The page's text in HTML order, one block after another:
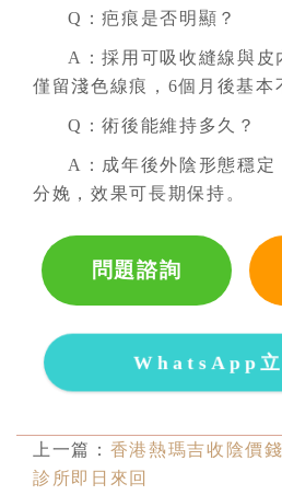
Q：疤痕是否明顯？
A：採用可吸收縫線與皮
僅留淺色線痕，6個月後基本
Q：術後能維持多久？
A：成年後外陰形態穩定
分娩，效果可長期保持。
問題諮詢
WhatsApp立
上一篇： 香港熱瑪吉收陰價
診所即日來回